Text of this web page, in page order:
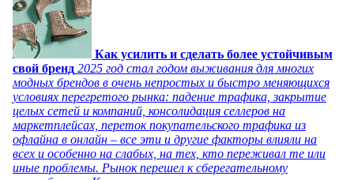
Как усилить и сделать более устойчивым
свой бренд 2025 год стал годом выживания для многих
модных брендов в очень непростых и быстро меняющихся
условиях перегретого рынка: падение трафика, закрытие
целых сетей и компаний, консолидация селлеров на
маркетплейсах, переток покупательского трафика из
офлайна в онлайн – все эти и другие факторы влияли на
всех и особенно на слабых, на тех, кто переживал те или
иные проблемы. Рынок перешел к сберегательному